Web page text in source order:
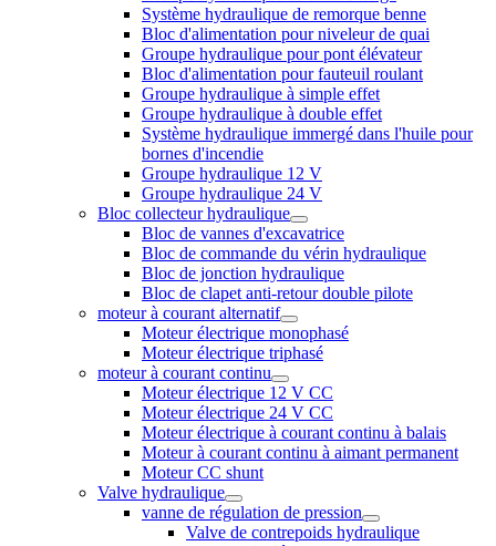
Système hydraulique de remorque benne
Bloc d'alimentation pour niveleur de quai
Groupe hydraulique pour pont élévateur
Bloc d'alimentation pour fauteuil roulant
Groupe hydraulique à simple effet
Groupe hydraulique à double effet
Système hydraulique immergé dans l'huile pour
bornes d'incendie
Groupe hydraulique 12 V
Groupe hydraulique 24 V
Bloc collecteur hydraulique
Bloc de vannes d'excavatrice
Bloc de commande du vérin hydraulique
Bloc de jonction hydraulique
Bloc de clapet anti-retour double pilote
moteur à courant alternatif
Moteur électrique monophasé
Moteur électrique triphasé
moteur à courant continu
Moteur électrique 12 V CC
Moteur électrique 24 V CC
Moteur électrique à courant continu à balais
Moteur à courant continu à aimant permanent
Moteur CC shunt
Valve hydraulique
vanne de régulation de pression
Valve de contrepoids hydraulique